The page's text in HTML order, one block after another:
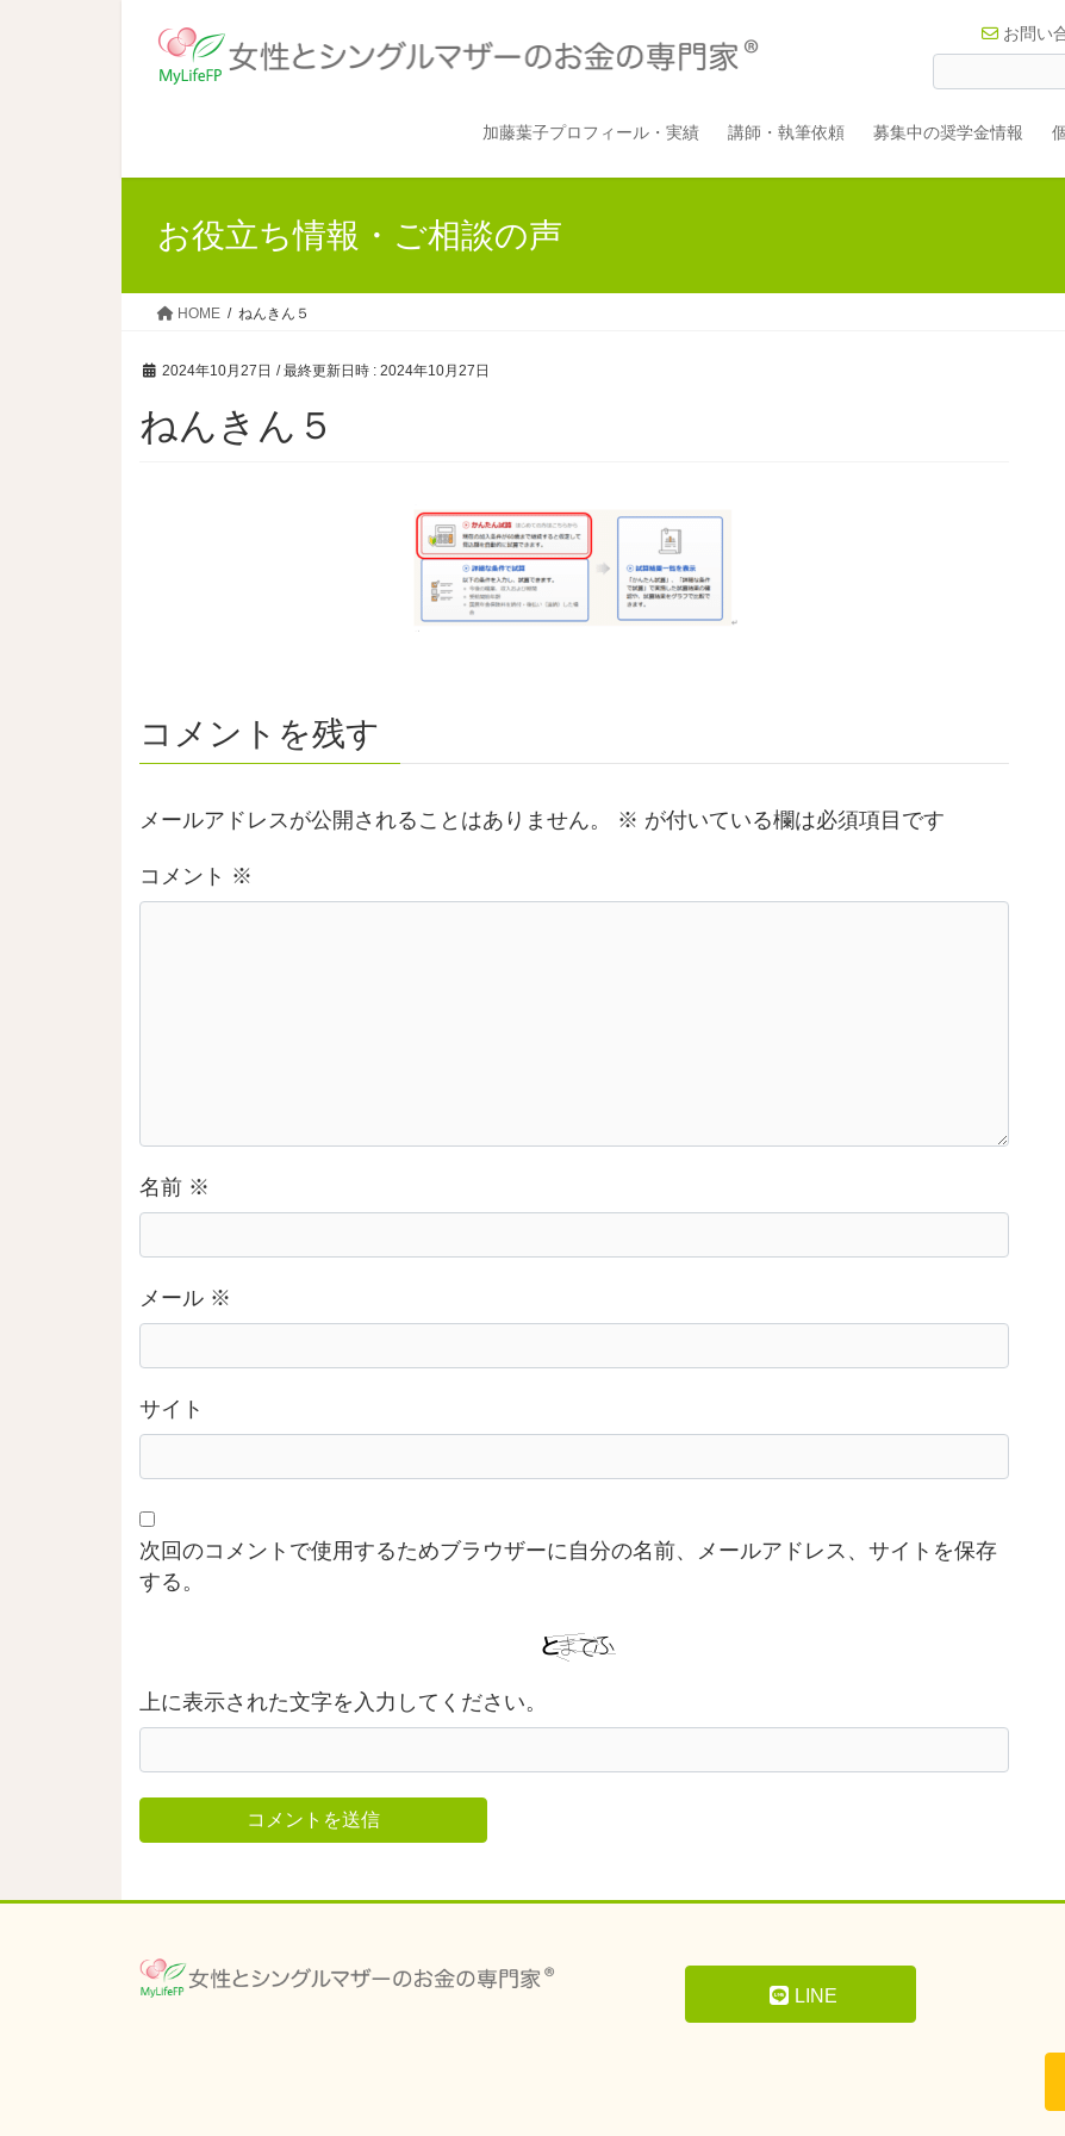
お問い
加藤葉子プロフィール・実績 講師・執筆依頼 募集中の奨学金情報
お役立ち情報・ご相談の声
HOME ねんきん５
2024年10月27日 / 最終更新日時 : 2024年10月27日
ねんきん５
コメントを残す
メールアドレスが公開されることはありません。 ※ が付いている欄は必須項目です
コメント ※
名前 ※
メール ※
サイト
次回のコメントで使用するためブラウザーに自分の名前、メールアドレス、サイトを保存
する。
上に表示された文字を入力してください。
LINE